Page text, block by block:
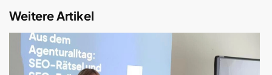
Weitere Artikel